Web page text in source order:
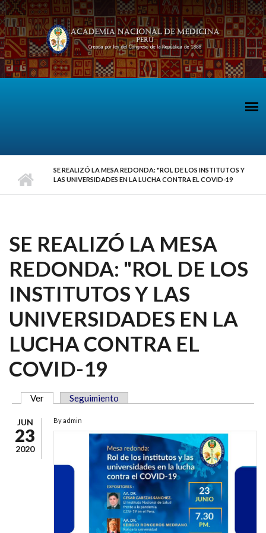
Pasar al contenido principal
SE REALIZÓ LA MESA REDONDA: "ROL DE LOS INSTITUTOS Y
LAS UNIVERSIDADES EN LA LUCHA CONTRA EL COVID-19
SE REALIZÓ LA MESA
REDONDA: "ROL DE LOS
INSTITUTOS Y LAS
UNIVERSIDADES EN LA
LUCHA CONTRA EL
COVID-19
SOLAPAS PRINCIPALES
Ver (solapa activa)
Seguimiento
JUN
23
2020
By admin